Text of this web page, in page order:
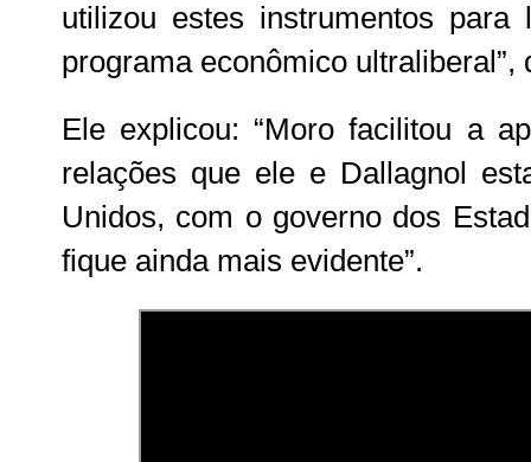
utilizou estes instrumentos
programa econômico
Ele explicou: “Moro facilitou a
relações que ele e Dallagnol
Unidos, com o governo dos
fique ainda mais evidente”.